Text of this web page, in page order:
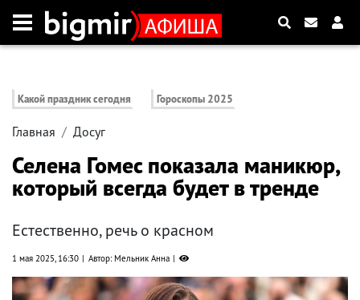
Какой праздник сегодня Гороскопы 2025
Главная Досуг
Селена Гомес показала маникюр,
который всегда будет в тренде
Естественно, речь о красном
1 мая 2025, 16:30 Автор: Мельник Анна